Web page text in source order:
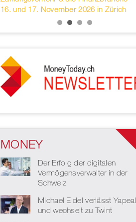
16. und 17. November 2026 in Zürich
MONEY
Der Erfolg der digitalen
Vermögensverwalter in der
Schweiz
Michael Eidel verlässt Yapeal
und wechselt zu Twint